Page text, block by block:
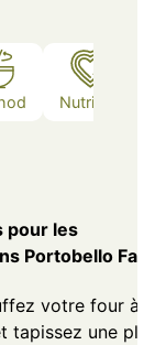
Nutrition
pour les
Portobello
votre four à
tapissez une